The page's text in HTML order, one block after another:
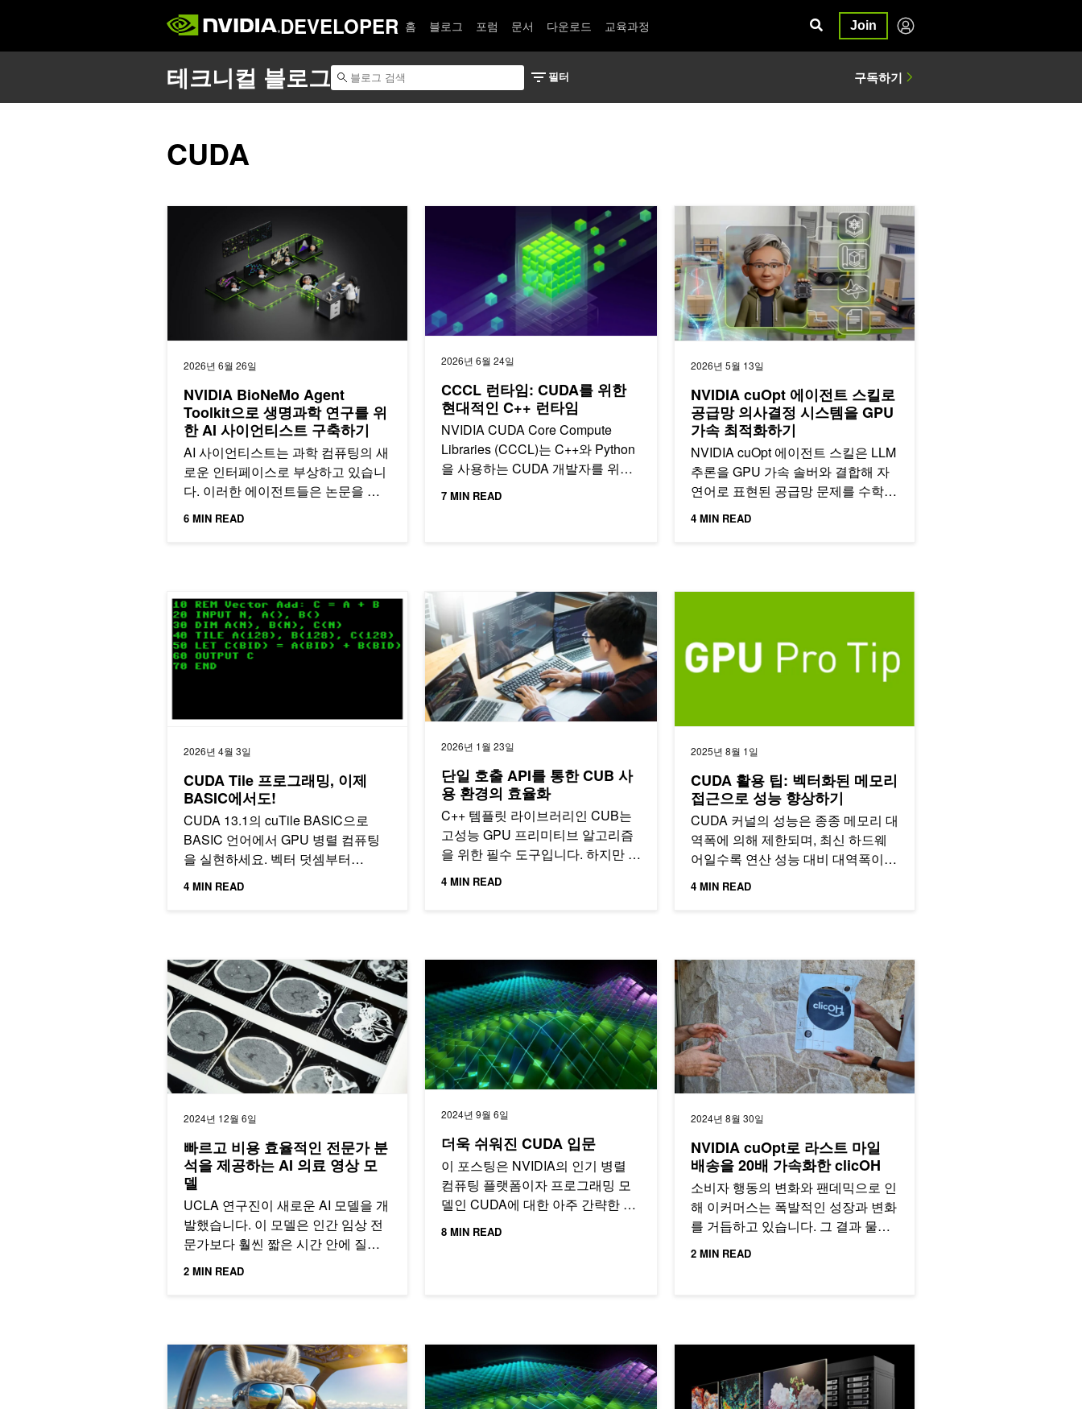
DEVELOPER 홈 블로그 포럼 문서 다운로드 교육과정 Join
CUDA
2026년 6월 26일
NVIDIA BioNeMo Agent
Toolkit으로 생명과학 연구를 위
한 AI 사이언티스트 구축하기
AI 사이언티스트는 과학 컴퓨팅의 새
로운 인터페이스로 부상하고 있습니
다. 이러한 에이전트들은 논문을 읽
고, 코드를 작성하며, 가설을 세우
6 MIN READ
NVIDIA BioNeMo Agent Toolkit으로 생명과학 연구를 위한 AI 사이언티스트 구축하기
2026년 6월 24일
CCCL 런타임: CUDA를 위한
현대적인 C++ 런타임
NVIDIA CUDA Core Compute
Libraries (CCCL)는 C++와 Python
을 사용하는 CUDA 개발자를 위해
편리하고…
7 MIN READ
CCCL 런타임: CUDA를 위한 현대적인 C++ 런타임
2026년 5월 13일
NVIDIA cuOpt 에이전트 스킬로
공급망 의사결정 시스템을 GPU
가속 최적화하기
NVIDIA cuOpt 에이전트 스킬은 LLM
추론을 GPU 가속 솔버와 결합해 자
연어로 표현된 공급망 문제를 수학
모델로 변환하고 최적화 결정을 도출
4 MIN READ
NVIDIA cuOpt 에이전트 스킬로 공급망 의사결정 시스템을 GPU 가속 최적
2026년 4월 3일
CUDA Tile 프로그래밍, 이제
BASIC에서도!
CUDA 13.1의 cuTile BASIC으로
BASIC 언어에서 GPU 병렬 컴퓨팅
을 실현하세요. 벡터 덧셈부터
GEMM까지, 타일 기반 프로그래밍
4 MIN READ
CUDA Tile 프로그래밍, 이제 BASIC에서도!
2026년 1월 23일
단일 호출 API를 통한 CUB 사
용 환경의 효율화
C++ 템플릿 라이브러리인 CUB는
고성능 GPU 프리미티브 알고리즘
을 위한 필수 도구입니다. 하지만 메
모리 예측과 할당을 분리하는 기존
4 MIN READ
단일 호출 API를 통한 CUB 사용 환경의 효율화
2025년 8월 1일
CUDA 활용 팁: 벡터화된 메모리
접근으로 성능 향상하기
CUDA 커널의 성능은 종종 메모리 대
역폭에 의해 제한되며, 최신 하드웨
어일수록 연산 성능 대비 대역폭이
상대적으로 부족합니다.
4 MIN READ
2024년 12월 6일
빠르고 비용 효율적인 전문가 분
석을 제공하는 AI 의료 영상 모
델
UCLA 연구진이 새로운 AI 모델을 개
발했습니다. 이 모델은 인간 임상 전
문가보다 훨씬 짧은 시간 안에 질병
관련 3D 의료 이미지를 분석할 수…
2 MIN READ
빠르고 비용 효율적인 전문가 분석을 제공하는 AI 의료 영상 모델
2024년 9월 6일
더욱 쉬워진 CUDA 입문
이 포스팅은 NVIDIA의 인기 병렬
컴퓨팅 플랫폼이자 프로그래밍 모
델인 CUDA에 대한 아주 간략한 소
개입니다. 2013년에 CUDA에 대한
8 MIN READ
더욱 쉬워진 CUDA 입문
2024년 8월 30일
NVIDIA cuOpt로 라스트 마일
배송을 20배 가속화한 clicOH
소비자 행동의 변화와 팬데믹으로 인
해 이커머스는 폭발적인 성장과 변화
를 거듭하고 있습니다. 그 결과 물류
및 운송 회사는 택배 혁명의 최전선
2 MIN READ
NVIDIA cuOpt로 라스트 마일 배송을 20배 가속화한 clicOH
CUDA 그래프로 llama.cpp AI 추론 최적화하기 NVIDIA, 오픈 소스 GPU 커널 모듈로 완전 전환 기본 HPC 소프트웨어로 NVIDIA Grace 및 NVIDIA Hopper 아키텍처의 강력